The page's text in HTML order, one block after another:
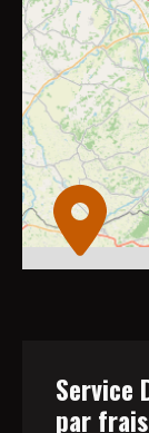
2
3
Service
par